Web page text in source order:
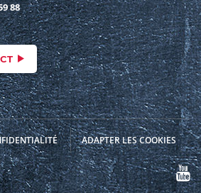
88
ADAPTER LES COOKIES